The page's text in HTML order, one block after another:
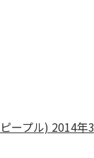
ープル) 2014年